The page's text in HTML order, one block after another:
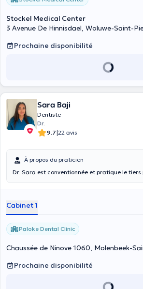
Stockel Medical Center
3 Avenue De Hinnisdael, Woluwe-Saint-
Prochaine disponibilité
Sara Baji
Dentiste
Dr.
9.7|22 avis
À propos du praticien
Dr. Sara est conventionnée et pratique le tiers
Cabinet 1
Paloke Dental Clinic
Chaussée de Ninove 1060, Molenbeek-
Prochaine disponibilité